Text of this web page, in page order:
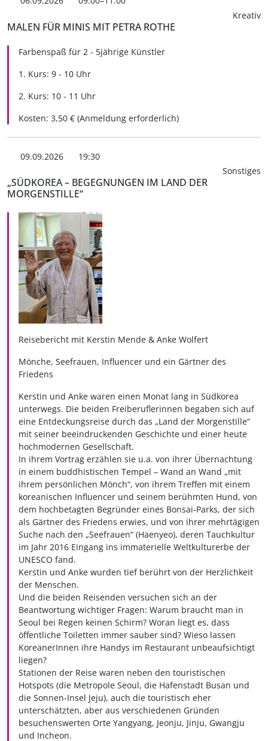
Kreativ
MALEN FÜR MINIS MIT PETRA ROTHE
Farbenspaß für 2 - 5jährige Künstler
1. Kurs: 9 - 10 Uhr
2. Kurs: 10 - 11 Uhr
Kosten: 3,50 € (Anmeldung erforderlich)
09.09.2026
19:30
Sonstiges
„SÜDKOREA – BEGEGNUNGEN IM LAND DER
MORGENSTILLE“
Reisebericht mit Kerstin Mende & Anke Wolfert
Mönche, Seefrauen, Influencer und ein Gärtner des
Friedens
Kerstin und Anke waren einen Monat lang in Südkorea
unterwegs. Die beiden Freiberuflerinnen begaben sich auf
eine Entdeckungsreise durch das „Land der Morgenstille“
mit seiner beeindruckenden Geschichte und einer heute
hochmodernen Gesellschaft.
In ihrem Vortrag erzählen sie u.a. von ihrer Übernachtung
in einem buddhistischen Tempel – Wand an Wand „mit
ihrem persönlichen Mönch“, von ihrem Treffen mit einem
koreanischen Influencer und seinem berühmten Hund, von
dem hochbetagten Begründer eines Bonsai-Parks, der sich
als Gärtner des Friedens erwies, und von ihrer mehrtägigen
Suche nach den „Seefrauen“ (Haenyeo), deren Tauchkultur
im Jahr 2016 Eingang ins immaterielle Weltkulturerbe der
UNESCO fand.
Kerstin und Anke wurden tief berührt von der Herzlichkeit
der Menschen.
Und die beiden Reisenden versuchen sich an der
Beantwortung wichtiger Fragen: Warum braucht man in
Seoul bei Regen keinen Schirm? Woran liegt es, dass
öffentliche Toiletten immer sauber sind? Wieso lassen
KoreanerInnen ihre Handys im Restaurant unbeaufsichtigt
liegen?
Stationen der Reise waren neben den touristischen
Hotspots (die Metropole Seoul, die Hafenstadt Busan und
die Sonnen-Insel Jeju), auch die touristisch eher
unterschätzten, aber aus verschiedenen Gründen
besuchenswerten Orte Yangyang, Jeonju, Jinju, Gwangju
und Incheon.